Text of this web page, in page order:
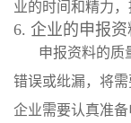
业的时间和精力，
6. 企业的申报资
申报资料的质
错误或纰漏，将需
企业需要认真准备